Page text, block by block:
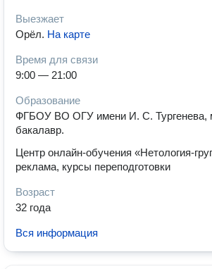
Выезжает
Орёл. На карте
Время для связи
9:00 — 21:00
Образование
ФГБОУ ВО ОГУ имени И. С. Тургенева,
бакалавр.
Центр онлайн-обучения «Нетология-
реклама, курсы переподготовки
Возраст
32 года
Вся информация